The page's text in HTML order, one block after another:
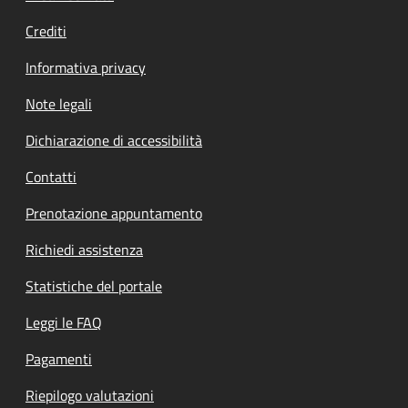
Crediti
Informativa privacy
Note legali
Dichiarazione di accessibilità
Contatti
Prenotazione appuntamento
Richiedi assistenza
Statistiche del portale
Leggi le FAQ
Pagamenti
Riepilogo valutazioni